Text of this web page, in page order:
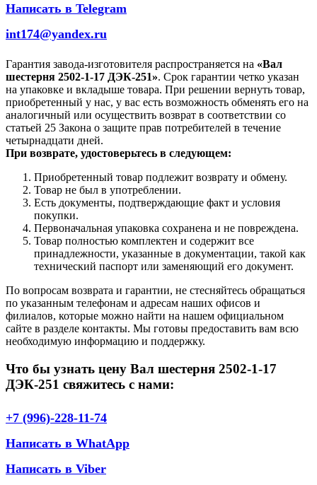
Написать в Telegram
int174@yandex.ru
Гарантия завода-изготовителя распространяется на «Вал
шестерня 2502-1-17 ДЭК-251». Срок гарантии четко указан
на упаковке и вкладыше товара. При решении вернуть товар,
приобретенный у нас, у вас есть возможность обменять его на
аналогичный или осуществить возврат в соответствии со
статьей 25 Закона о защите прав потребителей в течение
четырнадцати дней.
При возврате, удостоверьтесь в следующем:
Приобретенный товар подлежит возврату и обмену.
Товар не был в употреблении.
Есть документы, подтверждающие факт и условия
покупки.
Первоначальная упаковка сохранена и не повреждена.
Товар полностью комплектен и содержит все
принадлежности, указанные в документации, такой как
технический паспорт или заменяющий его документ.
По вопросам возврата и гарантии, не стесняйтесь обращаться
по указанным телефонам и адресам наших офисов и
филиалов, которые можно найти на нашем официальном
сайте в разделе контакты. Мы готовы предоставить вам всю
необходимую информацию и поддержку.
Что бы узнать цену Вал шестерня 2502-1-17
ДЭК-251 свяжитесь с нами:
+7 (996)-228-11-74
Написать в WhatApp
Написать в Viber